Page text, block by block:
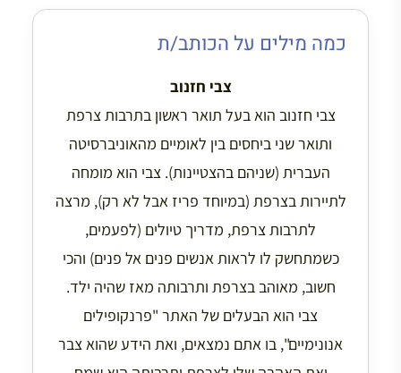
כמה מילים על הכותב/ת
צבי חזנוב
צבי חזנוב הוא בעל תואר ראשון בתרבות צרפת
ותואר שני ביחסים בין לאומיים מהאוניברסיטה
העברית (שניהם בהצטיינות). צבי הוא מומחה
לתיירות בצרפת (במיוחד פריז אבל לא רק), מרצה
לתרבות צרפת, מדריך טיולים (לפעמים,
כשמתחשק לו לראות אנשים פנים אל פנים) והכי
חשוב, מאוהב בצרפת ותרבותה מאז שהיה ילד.
צבי הוא הבעלים של האתר "פרנקופילים
אנונימיים", בו אתם נמצאים, ואת הידע שהוא צבר